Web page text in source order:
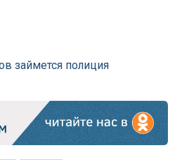
займется полиция